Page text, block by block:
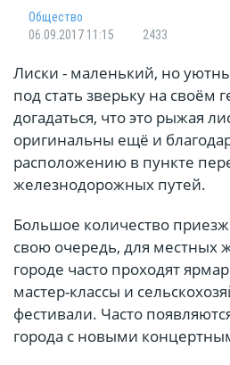
Общество
06.09.2017 11:15
2433
Лиски - маленький, но
под стать зверьку на своём
догадаться, что это рыжая
оригинальны ещё и
расположению в пункте
железнодорожных путей.
Большое количество
свою очередь, для местных
городе часто проходят
мастер-классы и
фестивали. Часто
города с новыми